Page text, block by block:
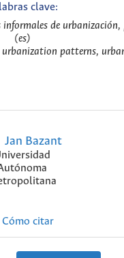
clave:
de urbanización,
(es)
patterns,
Jan Bazant
Cómo citar